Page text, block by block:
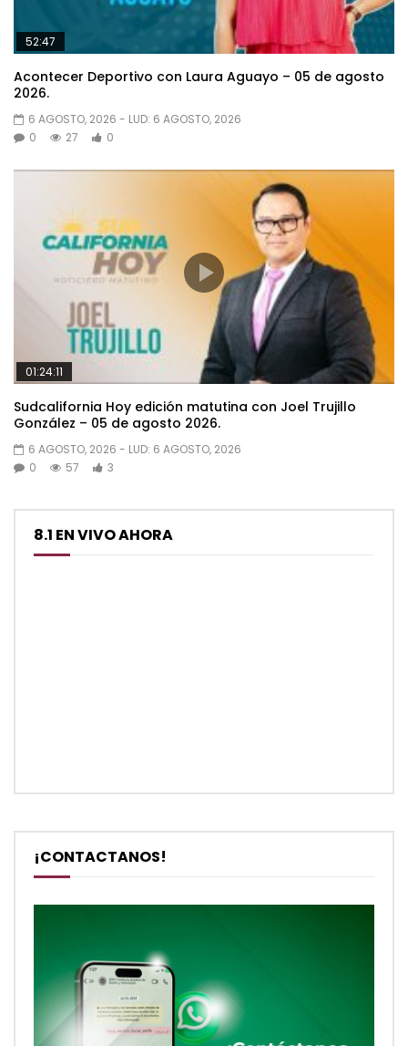
52:47
Acontecer Deportivo con Laura Aguayo – 05 de agosto
2026.
6 AGOSTO, 2026 - LUD: 6 AGOSTO, 2026
0
27 0
01:24:11
Sudcalifornia Hoy edición matutina con Joel Trujillo
González – 05 de agosto 2026.
6 AGOSTO, 2026 - LUD: 6 AGOSTO, 2026
0
57 3
8.1 EN VIVO AHORA
¡CONTACTANOS!